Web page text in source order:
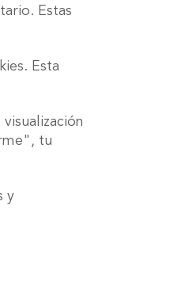
Estas
Esta
tu
y